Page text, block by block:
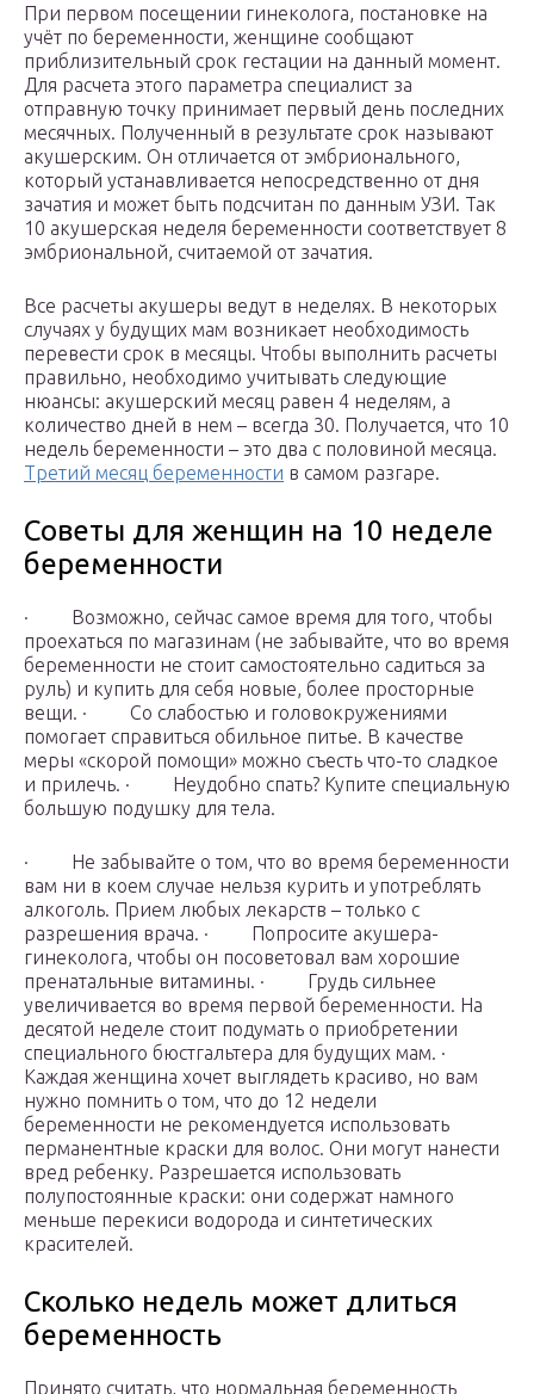
При первом посещении гинеколога, постановке на
учёт по беременности, женщине сообщают
приблизительный срок гестации на данный момент.
Для расчета этого параметра специалист за
отправную точку принимает первый день последних
месячных. Полученный в результате срок называют
акушерским. Он отличается от эмбрионального,
который устанавливается непосредственно от дня
зачатия и может быть подсчитан по данным УЗИ. Так
10 акушерская неделя беременности соответствует 8
эмбриональной, считаемой от зачатия.
Все расчеты акушеры ведут в неделях. В некоторых
случаях у будущих мам возникает необходимость
перевести срок в месяцы. Чтобы выполнить расчеты
правильно, необходимо учитывать следующие
нюансы: акушерский месяц равен 4 неделям, а
количество дней в нем – всегда 30. Получается, что 10
недель беременности – это два с половиной месяца.
Третий месяц беременности в самом разгаре.
Советы для женщин на 10 неделе
беременности
· Возможно, сейчас самое время для того, чтобы
проехаться по магазинам (не забывайте, что во время
беременности не стоит самостоятельно садиться за
руль) и купить для себя новые, более просторные
вещи. · Со слабостью и головокружениями
помогает справиться обильное питье. В качестве
меры «скорой помощи» можно съесть что-то сладкое
и прилечь. · Неудобно спать? Купите специальную
большую подушку для тела.
· Не забывайте о том, что во время беременности
вам ни в коем случае нельзя курить и употреблять
алкоголь. Прием любых лекарств – только с
разрешения врача. · Попросите акушера-
гинеколога, чтобы он посоветовал вам хорошие
пренатальные витамины. · Грудь сильнее
увеличивается во время первой беременности. На
десятой неделе стоит подумать о приобретении
специального бюстгальтера для будущих мам. ·
Каждая женщина хочет выглядеть красиво, но вам
нужно помнить о том, что до 12 недели
беременности не рекомендуется использовать
перманентные краски для волос. Они могут нанести
вред ребенку. Разрешается использовать
полупостоянные краски: они содержат намного
меньше перекиси водорода и синтетических
красителей.
Сколько недель может длиться
беременность
Принято считать, что нормальная беременность